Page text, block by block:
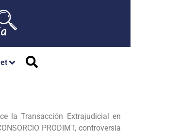
la Transacción Extrajudicial en
PRODIMT, controversia